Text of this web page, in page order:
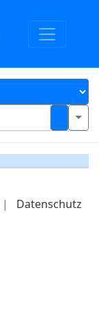
| Datenschutz